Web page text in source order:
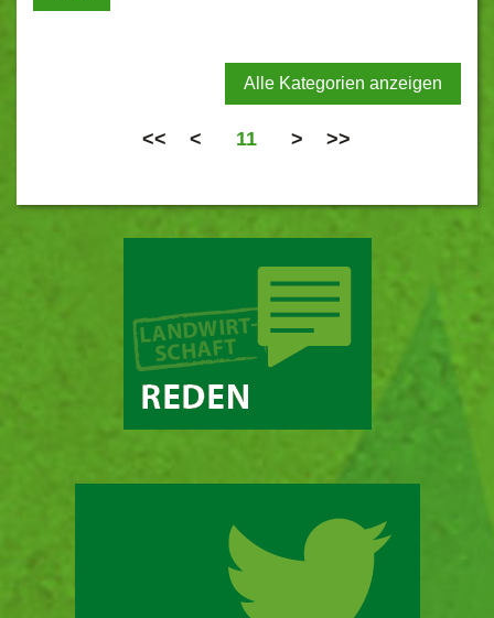
Alle Kategorien anzeigen
<< < 11 > >>